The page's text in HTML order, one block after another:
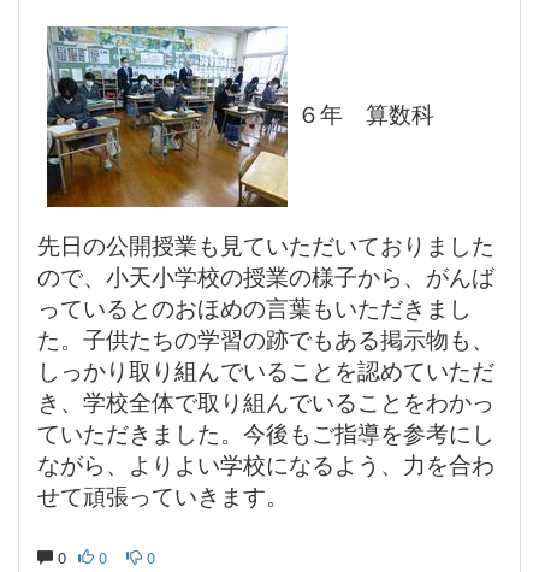
６年 算数科
先日の公開授業も見ていただいておりました
ので、小天小学校の授業の様子から、がんば
っているとのおほめの言葉もいただきまし
た。子供たちの学習の跡でもある掲示物も、
しっかり取り組んでいることを認めていただ
き、学校全体で取り組んでいることをわかっ
ていただきました。今後もご指導を参考にし
ながら、よりよい学校になるよう、力を合わ
せて頑張っていきます。
0 0 0